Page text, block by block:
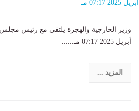
أبريل 2025 07:17 مـ......
المزيد ...